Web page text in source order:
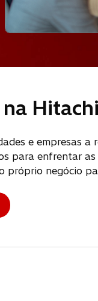
Hitachi
e empresas a
para enfrentar
próprio negócio